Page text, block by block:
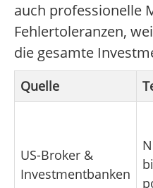
auch professionelle
Fehlertoleranzen,
die gesamte
Quelle
US-Broker &
Investmentbanken